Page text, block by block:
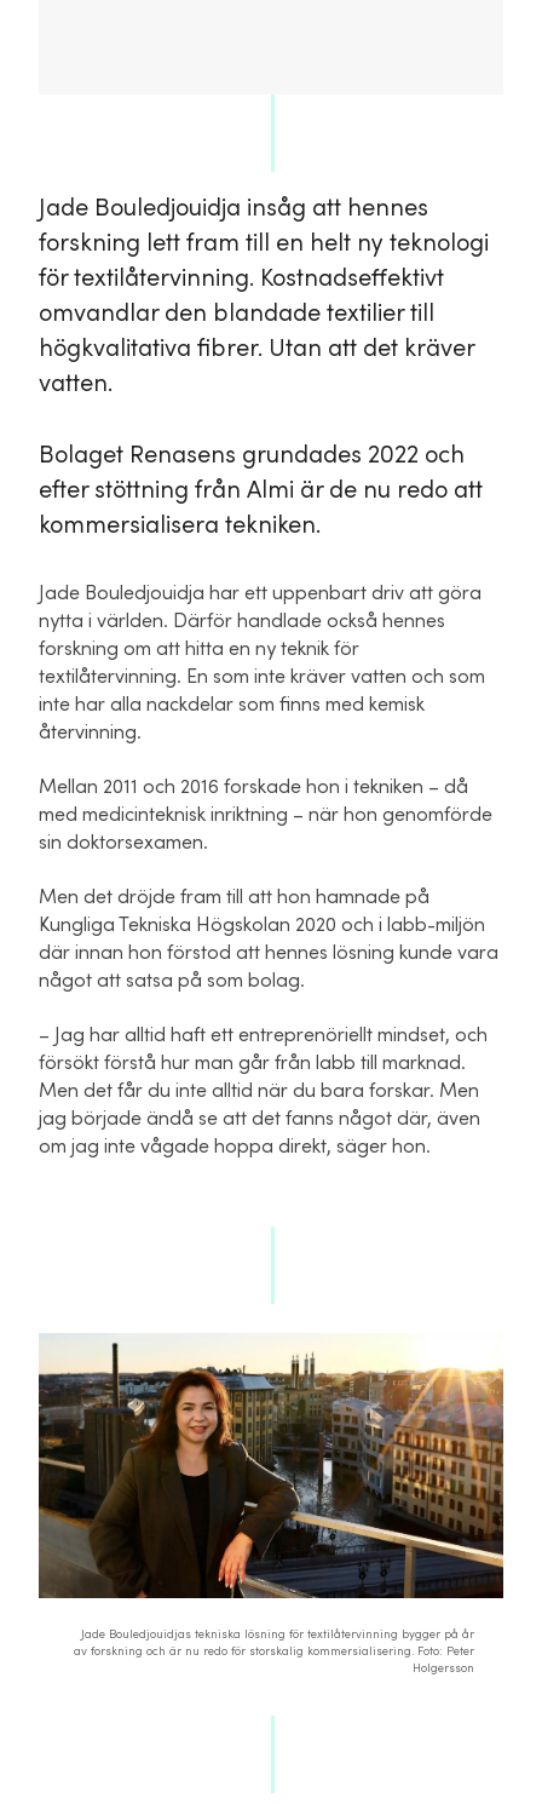
Jade Bouledjouidja insåg att hennes
forskning lett fram till en helt ny teknologi
för textilåtervinning. Kostnadseffektivt
omvandlar den blandade textilier till
högkvalitativa fibrer. Utan att det kräver
vatten.
Bolaget Renasens grundades 2022 och
efter stöttning från Almi är de nu redo att
kommersialisera tekniken.
Jade Bouledjouidja har ett uppenbart driv att göra
nytta i världen. Därför handlade också hennes
forskning om att hitta en ny teknik för
textilåtervinning. En som inte kräver vatten och som
inte har alla nackdelar som finns med kemisk
återvinning.
Mellan 2011 och 2016 forskade hon i tekniken – då
med medicinteknisk inriktning – när hon genomförde
sin doktorsexamen.
Men det dröjde fram till att hon hamnade på
Kungliga Tekniska Högskolan 2020 och i labb-miljön
där innan hon förstod att hennes lösning kunde vara
något att satsa på som bolag.
– Jag har alltid haft ett entreprenöriellt mindset, och
försökt förstå hur man går från labb till marknad.
Men det får du inte alltid när du bara forskar. Men
jag började ändå se att det fanns något där, även
om jag inte vågade hoppa direkt, säger hon.
Jade Bouledjouidjas tekniska lösning för textilåtervinning bygger på år
av forskning och är nu redo för storskalig kommersialisering. Foto: Peter
Holgersson